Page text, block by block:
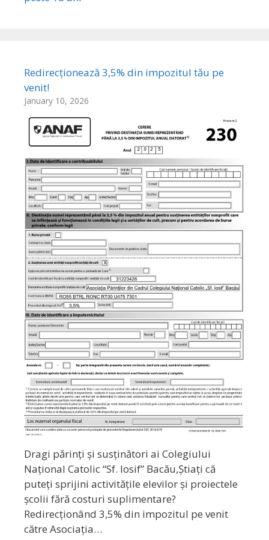
Redirecționează 3,5% din impozitul tău pe
venit!
January 10, 2026
Dragi părinți și susținători ai Colegiului
Național Catolic “Sf. Iosif” Bacău,Știați că
puteți sprijini activitățile elevilor și proiectele
școlii fără costuri suplimentare?
Redirecționând 3,5% din impozitul pe venit
către Asociația…